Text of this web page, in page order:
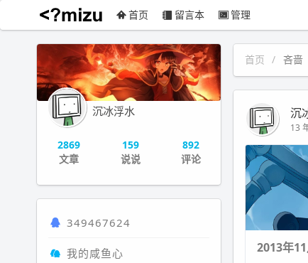
沉冰浮水 首页 留言本 管理
首页 吝啬
沉
13
2013年
沉冰浮水
2869
文章
159
说说
892
评论
349467624
我的咸鱼心